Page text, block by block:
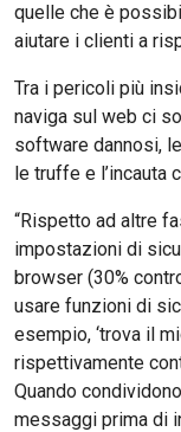
quelle che è
aiutare i clienti a
Tra i pericoli più
naviga sul web ci
software dannosi,
le truffe e l’incauta
“Rispetto ad altre
impostazioni di
browser (30%
usare funzioni di
esempio, ‘trova il
rispettivamente
Quando
messaggi prima di